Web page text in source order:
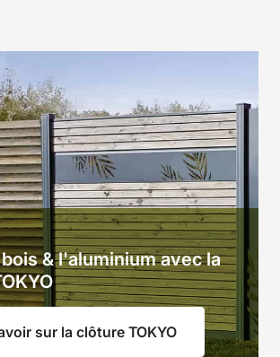
& l'aluminium avec la
sur la clôture TOKYO